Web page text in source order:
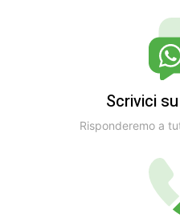
Scrivici
Risponderemo a